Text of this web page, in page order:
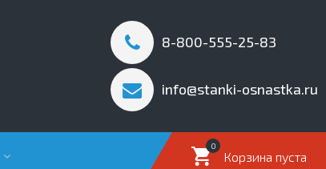
8-800-555-25-83
info@stanki-osnastka.ru
Корзина пуста
0